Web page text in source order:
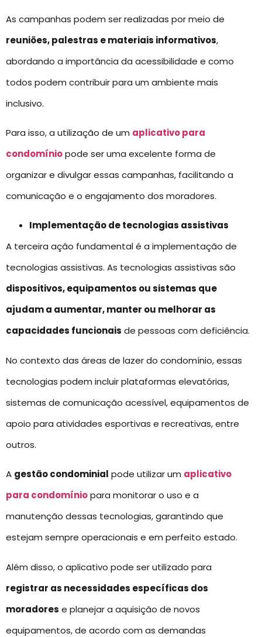
As campanhas podem ser realizadas por meio de
reuniões, palestras e materiais informativos,
abordando a importância da acessibilidade e como
todos podem contribuir para um ambiente mais
inclusivo.
Para isso, a utilização de um aplicativo para
condomíniopode ser uma excelente forma de
organizar e divulgar essas campanhas, facilitando a
comunicação e o engajamento dos moradores.
Implementação de tecnologias assistivas
A terceira ação fundamental é a implementação de
tecnologias assistivas. As tecnologias assistivas são
dispositivos, equipamentos ou sistemas que
ajudam a aumentar, manter ou melhorar as
capacidades funcionais de pessoas com deficiência.
No contexto das áreas de lazer do condomínio, essas
tecnologias podem incluir plataformas elevatórias,
sistemas de comunicação acessível, equipamentos de
apoio para atividades esportivas e recreativas, entre
outros.
A gestão condominial pode utilizar um aplicativo
para condomíniopara monitorar o uso e a
manutenção dessas tecnologias, garantindo que
estejam sempre operacionais e em perfeito estado.
Além disso, o aplicativo pode ser utilizado para
registrar as necessidades específicas dos
moradores e planejar a aquisição de novos
equipamentos, de acordo com as demandas